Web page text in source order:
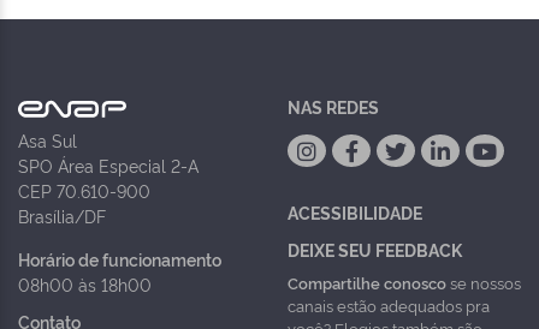
Asa Sul
SPO Área Especial 2-A
CEP 70.610-900
Brasília/DF
Horário de funcionamento
08h00 às 18h00
Contato
NAS REDES
ACESSIBILIDADE
DEIXE SEU FEEDBACK
Compartilhe conoscose nossos
canais estão adequados pra